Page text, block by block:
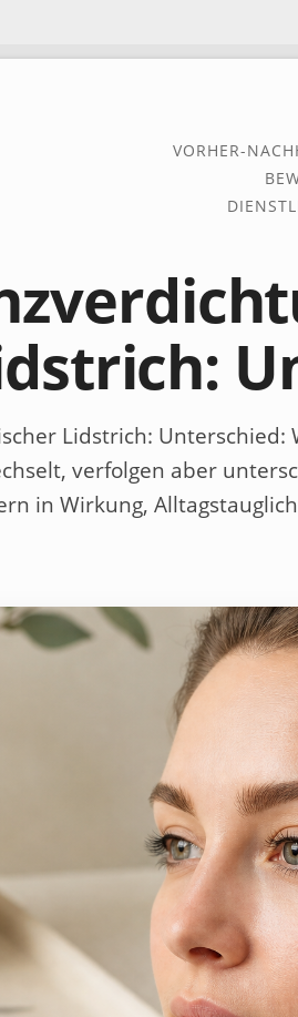
VORHER-
Lidstrich: Unterschied:
verfolgen aber
in Wirkung,